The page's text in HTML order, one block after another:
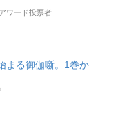
ワード投票者
まる御伽噺。1巻か